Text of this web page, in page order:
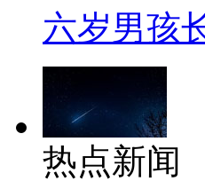
六岁男孩
热点新闻